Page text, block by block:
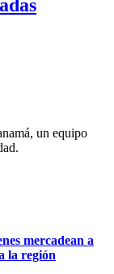
un equipo
mercadean a
la región